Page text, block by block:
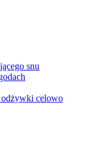
snu
odżywki celowo